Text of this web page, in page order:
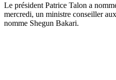
Le président Patrice Talon a
mercredi, un ministre conseiller
nomme Shegun Bakari.